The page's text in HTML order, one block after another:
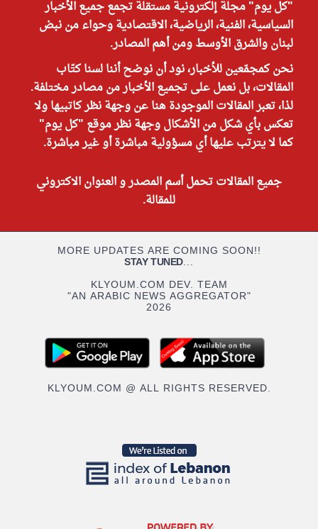
"كل يوم" مجلة إلكترونية مستقلة تجمع جميع الأخبار
السياسية، الفنية، الرياضية، الاقتصادية وحواء من نبض
لبنان والشرق الأوسط ومن أهم المصادر.
نحن كمجمّعين للأخبار، نود أن نوضح أننا لسنا كتّاب
المقالات، بل نعمل على تجميع الأخبار من مصادر مختلفة.
لذا، تعبر المقالات الموجودة هنا عن وجهة نظر كاتبيها ولا
تعكس بأي شكل من الأشكال وجهة نظر موقع "كل يوم"
كما لا يترتب عليها أي مسؤولية مباشرة أو غير مباشرة.
جميع المقالات تحمل أسم المصدر و العنوان الاكتروني
للمقالة.
MORE UPDATES ARE COMING SOON!!
STAY TUNED...
KLYOUM.COM DEV. TEAM
"AN ARABIC NEWS AGGREGATOR"
2026
KLYOUM.COM @ ALL RIGHTS RESERVED.